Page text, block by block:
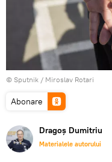
© Sputnik / Miroslav Rotari
Abonare
Dragoș Dumitriu
Materialele autorului